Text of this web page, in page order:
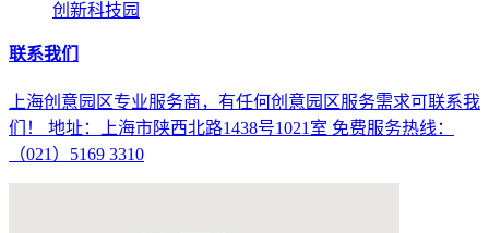
创新科技园
联系我们
上海创意园区专业服务商，有任何创意园区服务需求可联系我
们！ 地址：上海市陕西北路1438号1021室 免费服务热线：
（021）5169 3310